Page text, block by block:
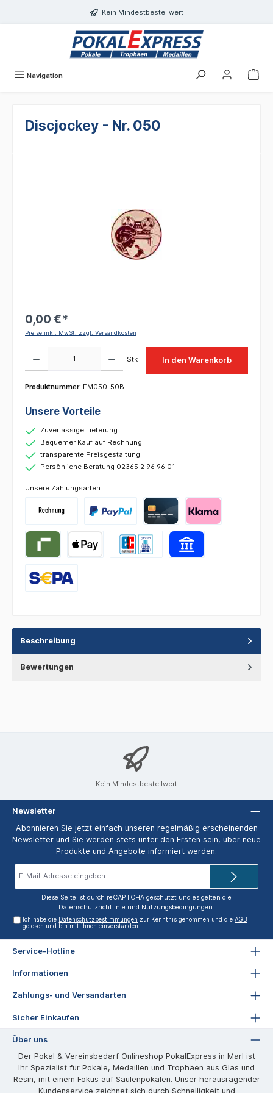
Kein Mindestbestellwert
Navigation
Discjockey - Nr. 050
0,00 €*
Preise inkl. MwSt. zzgl. Versandkosten
Stk In den Warenkorb
Produktnummer: EM050-50B
Unsere Vorteile
Zuverlässige Lieferung
Bequemer Kauf auf Rechnung
transparente Preisgestaltung
Persönliche Beratung 02365 2 96 96 01
Unsere Zahlungsarten:
Beschreibung
Bewertungen
Kein Mindestbestellwert
Newsletter
Abonnieren Sie jetzt einfach unseren regelmäßig erscheinenden
Newsletter und Sie werden stets unter den Ersten sein, über neue
Produkte und Angebote informiert werden.
Diese Seite ist durch reCAPTCHA geschützt und es gelten die
Datenschutzrichtlinie und Nutzungsbedingungen.
Ich habe die Datenschutzbestimmungen zur Kenntnis genommen und dieAGB
gelesen und bin mit ihnen einverstanden.
Service-Hotline
Informationen
Zahlungs- und Versandarten
Sicher Einkaufen
Über uns
Der Pokal & Vereinsbedarf Onlineshop PokalExpress in Marl ist
Ihr Spezialist für Pokale, Medaillen und Trophäen aus Glas und
Resin, mit einem Fokus auf Säulenpokalen. Unser herausragender
Kundenservice zeichnet sich durch Schnelligkeit und